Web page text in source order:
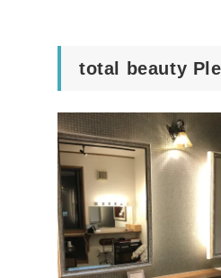
total beauty